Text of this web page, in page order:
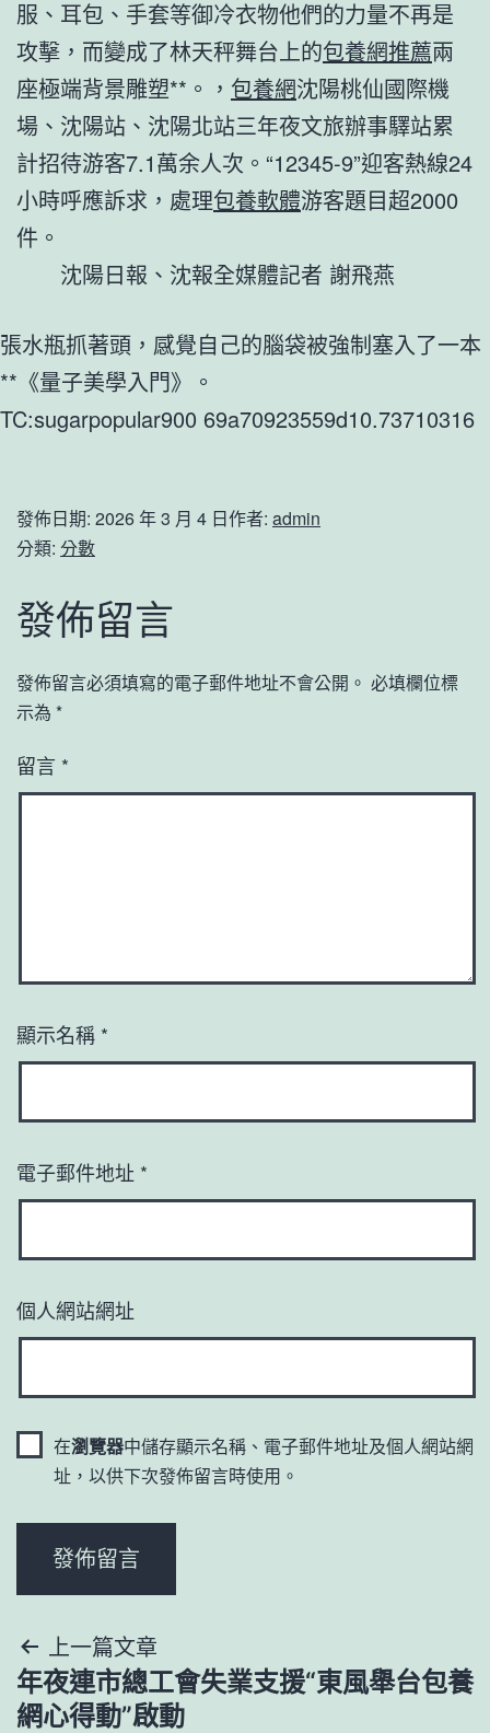
服、耳包、手套等御冷衣物他們的力量不再是
攻擊，而變成了林天秤舞台上的包養網推薦兩
座極端背景雕塑**。， 包養網沈陽桃仙國際機
場、沈陽站、沈陽北站三年夜文旅辦事驛站累
計招待游客7.1萬余人次。“12345-9”迎客熱線24
小時呼應訴求，處理包養軟體游客題目超2000
件。
沈陽日報、沈報全媒體記者 謝飛燕
張水瓶抓著頭，感覺自己的腦袋被強制塞入了一本
**《量子美學入門》。
TC:sugarpopular900 69a70923559d10.73710316
發佈日期: 2026 年 3 月 4 日作者: admin
分類: 分數
發佈留言
發佈留言必須填寫的電子郵件地址不會公開。 必填欄位標
示為 *
留言 *
顯示名稱 *
電子郵件地址 *
個人網站網址
在瀏覽器中儲存顯示名稱、電子郵件地址及個人網站網
址，以供下次發佈留言時使用。
文
章
上一篇文章
年夜連市總工會失業支援“東風舉台包養
網心得動”啟動